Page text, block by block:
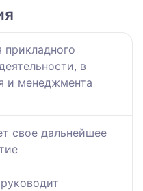
прикладного
в
и менеджмента
свое дальнейшее